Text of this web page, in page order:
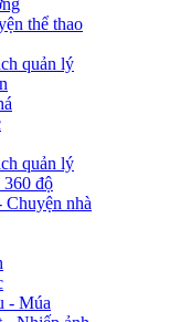
thể thao
quản lý
quản lý
độ
Chuyện nhà
- Múa